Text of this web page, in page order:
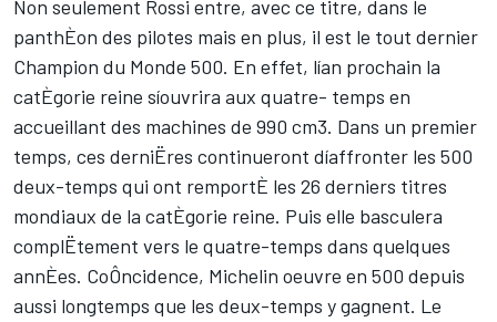
Non seulement Rossi entre, avec ce titre, dans le
panthÈon des pilotes mais en plus, il est le tout dernier
Champion du Monde 500. En effet, lían prochain la
catÈgorie reine síouvrira aux quatre- temps en
accueillant des machines de 990 cm3. Dans un premier
temps, ces derniËres continueront díaffronter les 500
deux-temps qui ont remportÈ les 26 derniers titres
mondiaux de la catÈgorie reine. Puis elle basculera
complËtement vers le quatre-temps dans quelques
annÈes. CoÔncidence, Michelin oeuvre en 500 depuis
aussi longtemps que les deux-temps y gagnent. Le